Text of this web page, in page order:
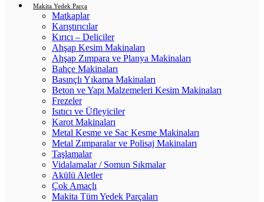
Makita Yedek Parça
Matkaplar
Karıştırıcılar
Kırıcı – Deliciler
Ahşap Kesim Makinaları
Ahşap Zımpara ve Planya Makinaları
Bahçe Makinaları
Basınçlı Yıkama Makinaları
Beton ve Yapı Malzemeleri Kesim Makinaları
Frezeler
Isıtıcı ve Üfleyiciler
Karot Makinaları
Metal Kesme ve Sac Kesme Makinaları
Metal Zımparalar ve Polisaj Makinaları
Taşlamalar
Vidalamalar / Somun Sıkmalar
Akülü Aletler
Çok Amaçlı
Makita Tüm Yedek Parçaları